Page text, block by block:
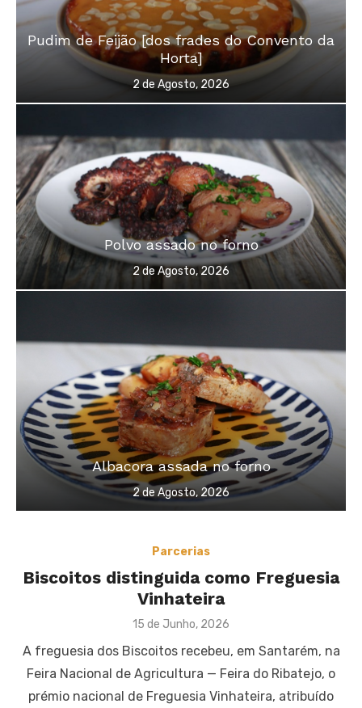
Pudim de Feijão [dos frades do Convento da
Horta]
Posted
on
2 de Agosto, 2026
Polvo assado no forno
Posted
on
2 de Agosto, 2026
Albacora assada no forno
Posted
on
2 de Agosto, 2026
Parcerias
Biscoitos distinguida como Freguesia
Vinhateira
Posted
15 de Junho, 2026
A freguesia dos Biscoitos recebeu, em Santarém, na
Feira Nacional de Agricultura — Feira do Ribatejo, o
prémio nacional de Freguesia Vinhateira, atribuído